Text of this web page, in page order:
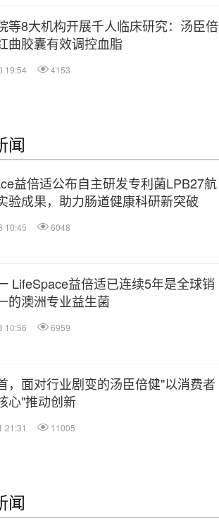
等8大机构开展千人临床研究：汤臣倍
曲胶囊有效调控血脂
19:54 4153
闻
益倍适公布自主研发专利菌LPB27航
验成果，助力肠道健康科研新突破
10:45 6048
LifeSpace益倍适已连续5年是全球销
的澳洲专业益生菌
10:56 6959
，面对行业剧变的汤臣倍健"以消费者
心"推动创新
21:31 11005
闻